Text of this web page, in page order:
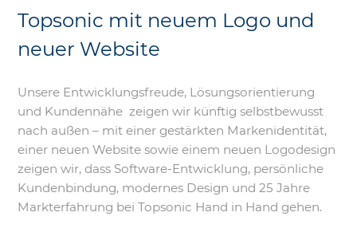
Topsonic mit neuem Logo und
neuer Website
Unsere Entwicklungsfreude, Lösungsorientierung
und Kundennähe zeigen wir künftig selbstbewusst
nach außen – mit einer gestärkten Markenidentität,
einer neuen Website sowie einem neuen Logodesign
zeigen wir, dass Software-Entwicklung, persönliche
Kundenbindung, modernes Design und 25 Jahre
Markterfahrung bei Topsonic Hand in Hand gehen.